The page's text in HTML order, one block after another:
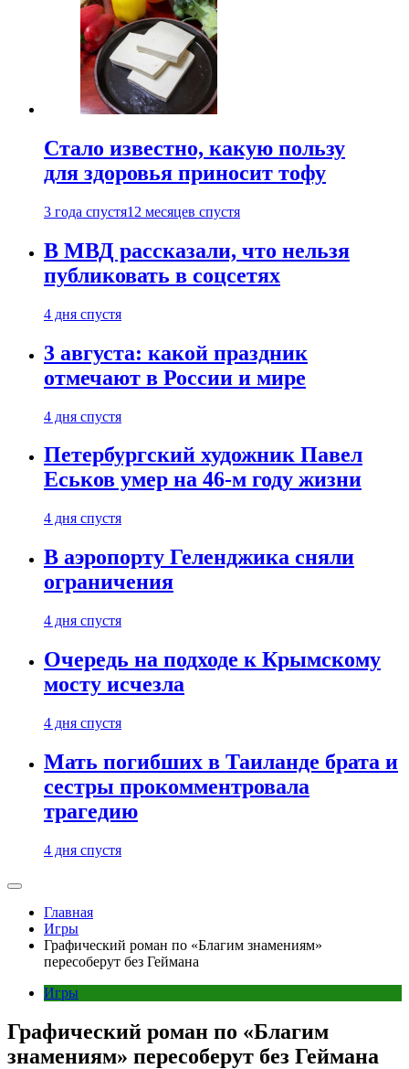
Стало известно, какую пользу
для здоровья приносит тофу
3 года спустя12 месяцев спустя
В МВД рассказали, что нельзя
публиковать в соцсетях
4 дня спустя
3 августа: какой праздник
отмечают в России и мире
4 дня спустя
Петербургский художник Павел
Еськов умер на 46-м году жизни
4 дня спустя
В аэропорту Геленджика сняли
ограничения
4 дня спустя
Очередь на подходе к Крымскому
мосту исчезла
4 дня спустя
Мать погибших в Таиланде брата и
сестры прокомментровала
трагедию
4 дня спустя
Главная
Игры
Графический роман по «Благим знамениям»
пересоберут без Геймана
Игры
Графический роман по «Благим
знамениям» пересоберут без Геймана